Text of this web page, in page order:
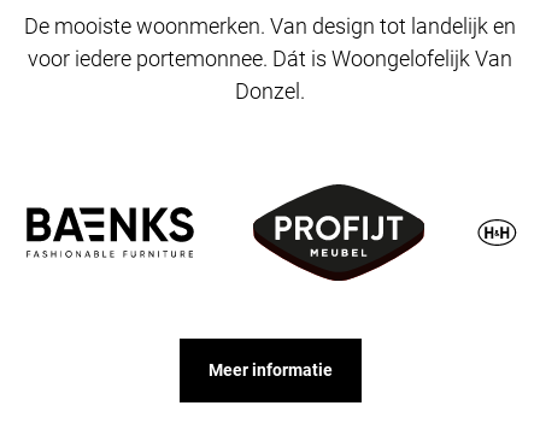
De mooiste woonmerken. Van design tot landelijk en
voor iedere portemonnee. Dát is Woongelofelijk Van
Donzel.
Meer informatie